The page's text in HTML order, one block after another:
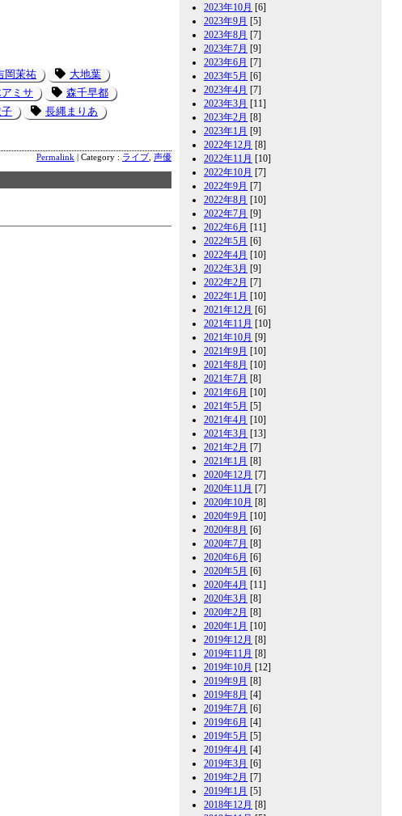
岡茉祐
大地葉
ミサ
森千早都
長縄まりあ
Permalink | Category : ライブ 声優
2023年10月 [6]
2023年9月 [5]
2023年8月 [7]
2023年7月 [9]
2023年6月 [7]
2023年5月 [6]
2023年4月 [7]
2023年3月 [11]
2023年2月 [8]
2023年1月 [9]
2022年12月 [8]
2022年11月 [10]
2022年10月 [7]
2022年9月 [7]
2022年8月 [10]
2022年7月 [9]
2022年6月 [11]
2022年5月 [6]
2022年4月 [10]
2022年3月 [9]
2022年2月 [7]
2022年1月 [10]
2021年12月 [6]
2021年11月 [10]
2021年10月 [9]
2021年9月 [10]
2021年8月 [10]
2021年7月 [8]
2021年6月 [10]
2021年5月 [5]
2021年4月 [10]
2021年3月 [13]
2021年2月 [7]
2021年1月 [8]
2020年12月 [7]
2020年11月 [7]
2020年10月 [8]
2020年9月 [10]
2020年8月 [6]
2020年7月 [8]
2020年6月 [6]
2020年5月 [6]
2020年4月 [11]
2020年3月 [8]
2020年2月 [8]
2020年1月 [10]
2019年12月 [8]
2019年11月 [8]
2019年10月 [12]
2019年9月 [8]
2019年8月 [4]
2019年7月 [6]
2019年6月 [4]
2019年5月 [5]
2019年4月 [4]
2019年3月 [6]
2019年2月 [7]
2019年1月 [5]
2018年12月 [8]